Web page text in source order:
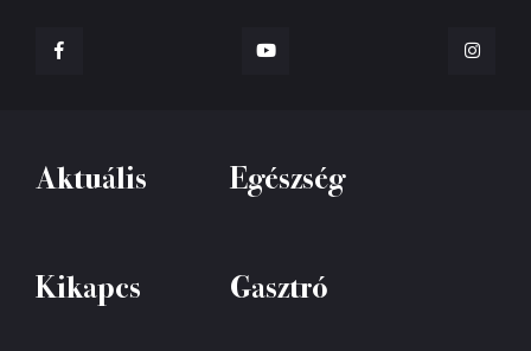
Aktuális Egészség
Kikapcs Gasztró